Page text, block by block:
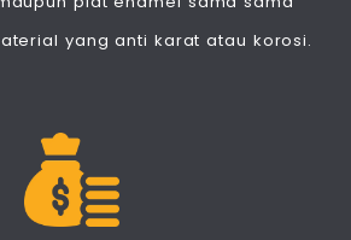
yang anti karat atau korosi.